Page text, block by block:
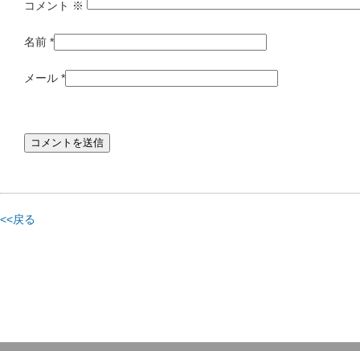
コメント ※
名前 *
メール *
<<戻る